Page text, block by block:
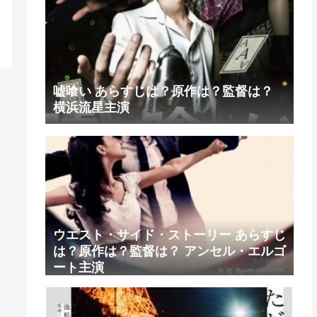
嘘喰い あらすじは？原作は？監督は？
横浜流星主演
ウエスト・サイド・ストーリー あらすじ
は？原作は？監督は？ アンセル・エルゴ
ート主演